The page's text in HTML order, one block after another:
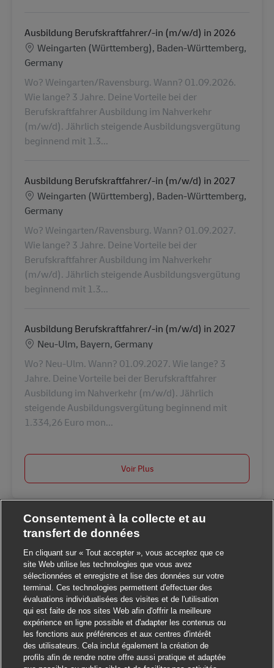
Ausbildung Berufskraftfahrer/-in (m/w/d) in 2026
LieuWeingarten (Württemberg), Baden-Württemberg,
Germany
Wo? Weingarten/Ravensburg. Wann? 01.09.2026.
Wie lange? 3 Jahre. Deine Vorteile bei der
Berufskraftfahrer Ausbildung im Nahverkehr
(m/w/d). Jährlich steigende Ausbildungsvergütung
beginnend mit 1.3...
Ausbildung Berufskraftfahrer/-in (m/w/d) in 2027
LieuWeingarten (Württemberg), Baden-Württemberg,
Germany
Wo? Weingarten/Ravensburg. Wann? 01.09.2027.
Wie lange? 3 Jahre. Deine Vorteile bei der
Berufskraftfahrer Ausbildung im Nahverkehr
(m/w/d). Jährlich steigende Ausbildungsvergütung
beginnend mit 1.3...
Ausbildung Berufskraftfahrer/-in (m/w/d) in 2027
LieuNeu-Ulm, Bayern, Germany
Wo? Neu-Ulm. Wann? 01.09.2027. Wie lange? 3
Jahre. Deine Vorteile bei der Berufskraftfahrer
Ausbildung im Nahverkehr (m/w/d). Jährlich
steigende Ausbildungsvergütung beginnend mit
1.334,26 Euro mon...
Voir Plus
Consentement à la collecte et au
transfert de données
En cliquant sur « Tout accepter », vous acceptez que ce
site Web utilise les technologies que vous avez
sélectionnées et enregistre et lise des données sur votre
terminal. Ces technologies permettent d'effectuer des
évaluations individualisées des visites et de l'utilisation
qui est faite de nos sites Web afin d'offrir la meilleure
expérience en ligne possible et d'adapter les contenus ou
les fonctions aux préférences et aux centres d'intérêt
des utilisateurs. Cela inclut également la création de
profils afin de rendre notre offre aussi pratique et adaptée
Salut ! Ce poste vous intéresse ? Fermer la notification
Je suis intéressé
Trouver des emplois similaires